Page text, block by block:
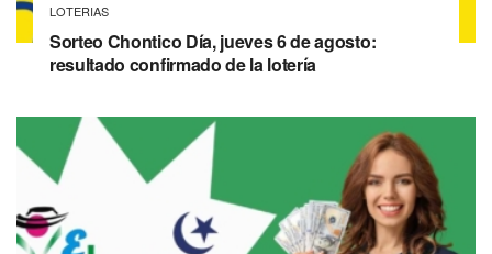
LOTERIAS
Sorteo Chontico Día, jueves 6 de agosto:
resultado confirmado de la lotería